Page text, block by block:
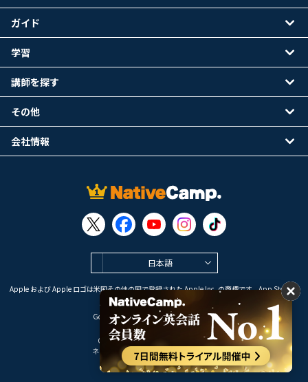
日本語
Apple および Apple ロゴは米国その他の国で登録された Apple Inc. の商標です。App Store は
Apple Inc. のサービスマークです。
Google Play は Google LLC の商標です。
Copyright © 2026 オンライン英会話
ネイティブキャンプ All Rights Reserved.
ガイド
学習
講師を探す
その他
会社情報